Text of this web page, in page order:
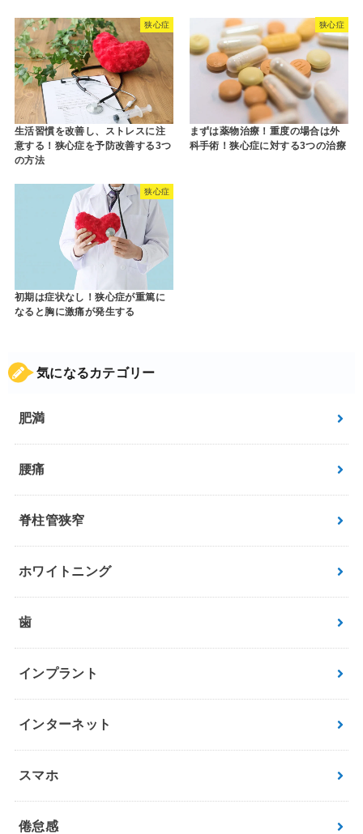
狭心症
生活習慣を改善し、ストレスに注
意する！狭心症を予防改善する3つ
の方法
狭心症
まずは薬物治療！重度の場合は外
科手術！狭心症に対する3つの治療
狭心症
初期は症状なし！狭心症が重篤に
なると胸に激痛が発生する
気になるカテゴリー
肥満
腰痛
脊柱管狭窄
ホワイトニング
歯
インプラント
インターネット
スマホ
倦怠感